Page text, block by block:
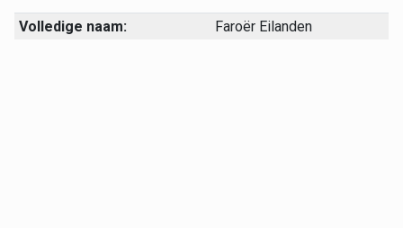
Volledige naam: Faroër Eilanden